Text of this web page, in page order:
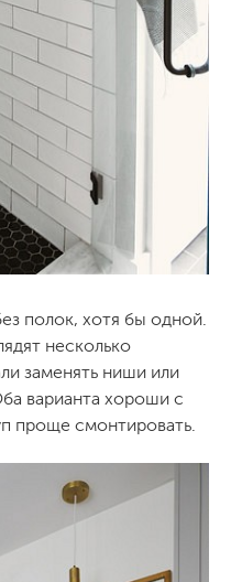
полок, хотя бы одной.
несколько
заменять ниши или
варианта хороши с
проще смонтировать.